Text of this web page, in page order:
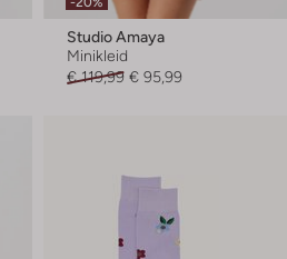
Studio Amaya
Minikleid
€ 119,99 € 95,99